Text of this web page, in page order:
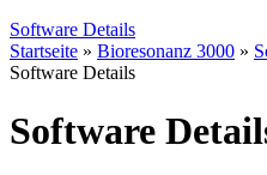
Software Details
Startseite » Bioresonanz 3000 »
Software Details
Software